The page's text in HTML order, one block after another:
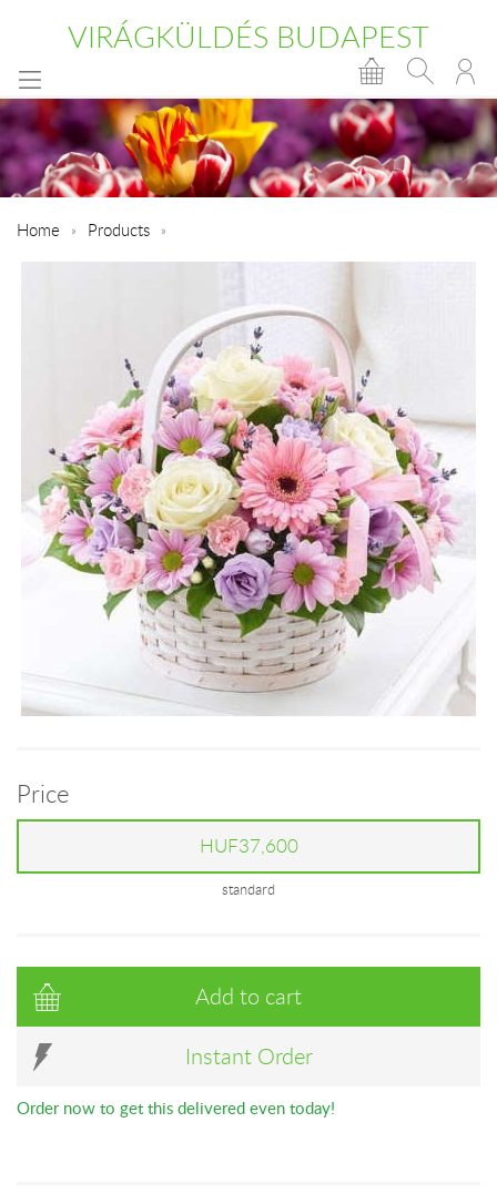
VIRÁGKÜLDÉS BUDAPEST
Home Products
Price
HUF37,600
standard
Add to cart
Instant Order
Order now to get this delivered even today!